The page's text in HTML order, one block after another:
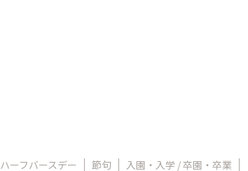
ハーフバースデー 節句
入園・入学 / 卒園・卒業